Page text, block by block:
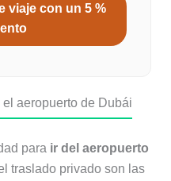
viaje con un 5 %
aeropuerto de Dubái
para ir del aeropuerto
traslado privado son las